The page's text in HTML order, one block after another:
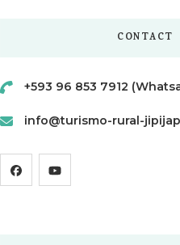
CONTACT
+593 96 853 7912
info@turismo-rural-